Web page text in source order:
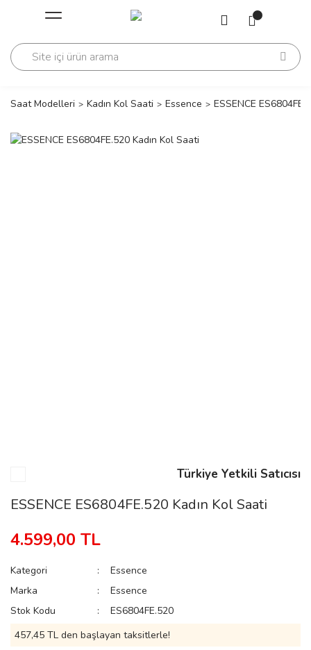
Geri Dön
Geri Dön
Saat Modelleri Kadın Kol Saati Essence ESSENCE
Türkiye Yetkili Satıcısı
ESSENCE ES6804FE.520 Kadın Kol Saati
4.599,00 TL
Kategori
Essence
Marka
Essence
Stok Kodu
ES6804FE.520
457,45 TL den başlayan taksitlerle!